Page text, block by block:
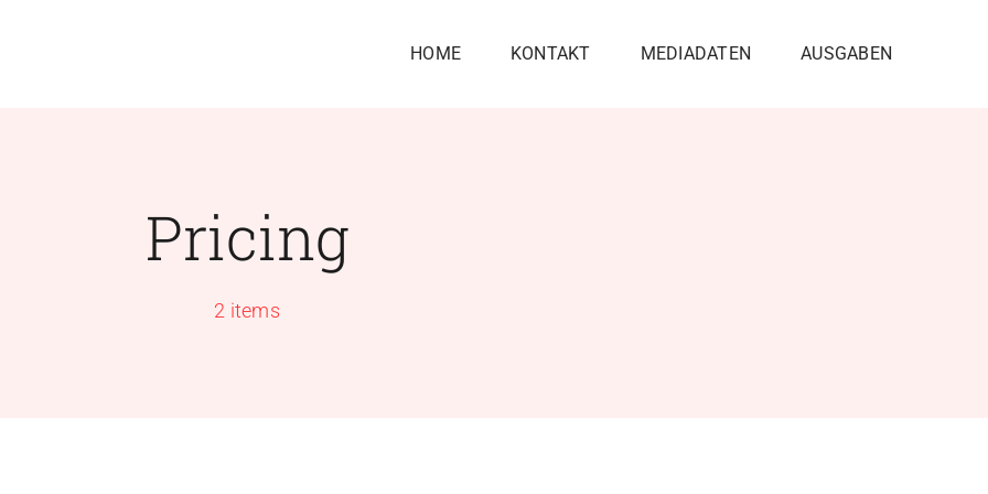
HOME KONTAKT MEDIADATEN AUSGABEN
Pricing
2 items